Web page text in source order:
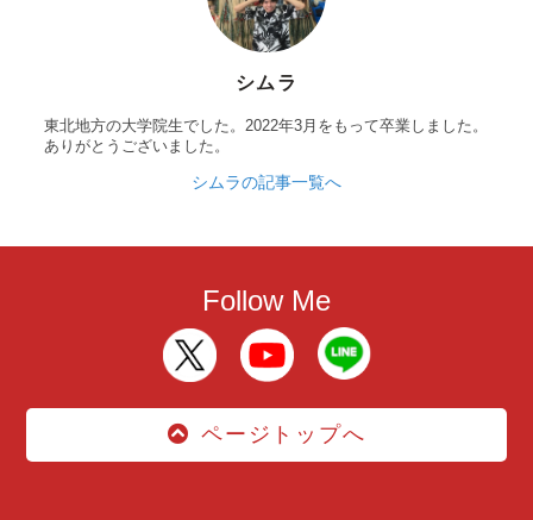
シムラ
東北地方の大学院生でした。2022年3月をもって卒業しました。
ありがとうございました。
シムラの記事一覧へ
Follow Me
ページトップへ